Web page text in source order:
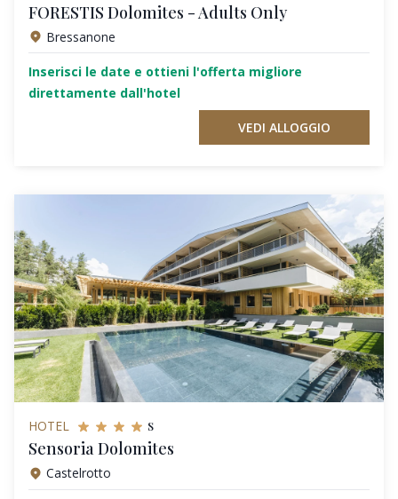
FORESTIS Dolomites - Adults Only
Bressanone
Inserisci le date e ottieni l'offerta migliore
direttamente dall'hotel
VEDI ALLOGGIO
HOTEL s
Sensoria Dolomites
Castelrotto